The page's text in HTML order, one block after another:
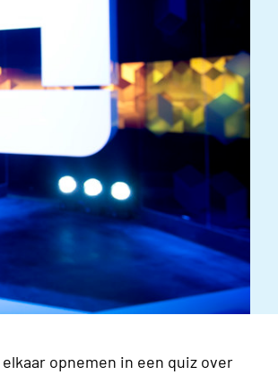
opnemen in een quiz over